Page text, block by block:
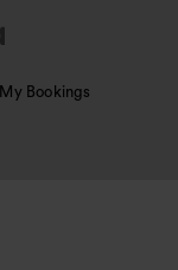
My Bookings